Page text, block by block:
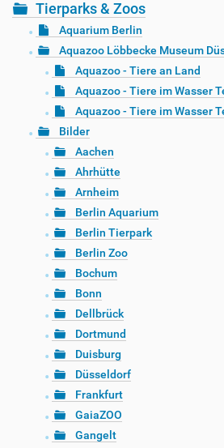
Tierparks & Zoos
Aquarium Berlin
Aquazoo Löbbecke Museum
Aquazoo - Tiere an Land
Aquazoo - Tiere im Wasser
Aquazoo - Tiere im Wasser
Bilder
Aachen
Ahrhütte
Arnheim
Berlin Aquarium
Berlin Tierpark
Berlin Zoo
Bochum
Bonn
Dellbrück
Dortmund
Duisburg
Düsseldorf
Frankfurt
GaiaZOO
Gangelt